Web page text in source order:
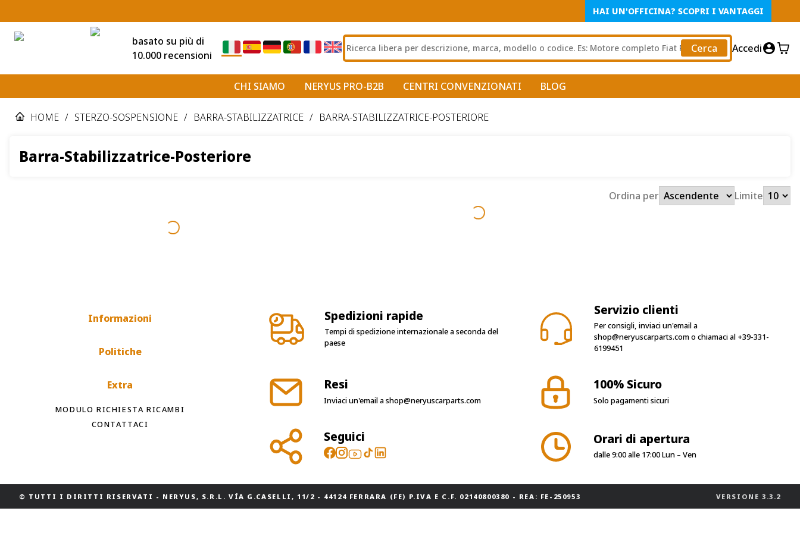
HAI UN'OFFICINA? SCOPRI I VANTAGGI
basato su più di
10.000 recensioni
Cerca Accedi
CHI SIAMO NERYUS PRO-B2B CENTRI CONVENZIONATI BLOG
HOME / STERZO-SOSPENSIONE / BARRA-STABILIZZATRICE / BARRA-STABILIZZATRICE-POSTERIORE
Barra-Stabilizzatrice-Posteriore
Ordina per Limite
Informazioni
Politiche
Extra
MODULO RICHIESTA RICAMBI
CONTATTACI
Spedizioni rapide
Tempi di spedizione internazionale a seconda del
paese
Servizio clienti
Per consigli, inviaci un'email a
shop@neryuscarparts.como chiamaci al +39-331-
6199451
Resi
Inviaci un'email ashop@neryuscarparts.com
100% Sicuro
Solo pagamenti sicuri
Seguici Orari di apertura
dalle 9:00 alle 17:00 Lun – Ven
© TUTTI I DIRITTI RISERVATI - NERYUS, S.R.L. VÍA G.CASELLI, 11/2 - 44124 FERRARA (FE) P.IVA E C.F. 02140800380 - REA: FE-250953 VERSIONE 3.3.2